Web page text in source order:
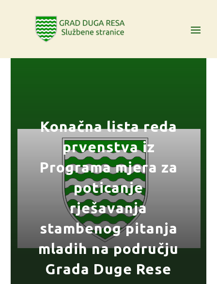
Konačna lista reda
prvenstva iz
Programa mjera za
poticanje
rješavanja
stambenog pitanja
mladih na području
Grada Duge Rese